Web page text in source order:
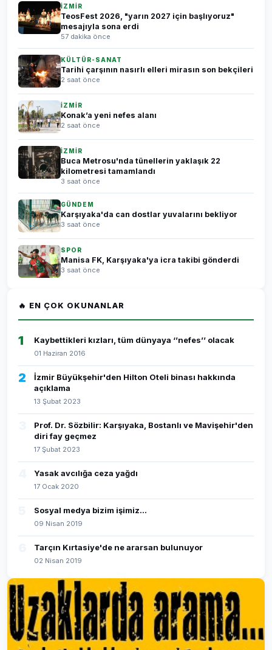
İZMİR
TeosFest 2026, "yarın 2027 için başlıyoruz"
mesajıyla sona erdi
57 dakika önce
KÜLTÜR-SANAT
Tarihi çarşının nasırlı elleri mirasın son bekçileri
2 saat önce
İZMİR
Konak’a yeni nefes alanı
2 saat önce
İZMİR
Buca Metrosu'nda tünellerin yaklaşık 22
kilometresi tamamlandı
3 saat önce
GÜNDEM
Karşıyaka'da can dostlar yuvalarını bekliyor
3 saat önce
SPOR
Manisa FK, Karşıyaka'ya icra takibi gönderdi
3 saat önce
🔥 EN ÇOK OKUNANLAR
1 Kaybettikleri kızları, tüm dünyaya ‘’nefes’’ olacak
01 Haziran 2016
2
İzmir Büyükşehir'den Hilton Oteli binası hakkında
açıklama
13 Şubat 2023
Prof. Dr. Sözbilir: Karşıyaka, Bostanlı ve Mavişehir'den
diri fay geçmez
17 Şubat 2023
Yasak avcılığa ceza yağdı
17 Ocak 2020
Sosyal medya bizim işimiz...
09 Nisan 2019
Tarçın Kırtasiye'de ne ararsan bulunuyor
02 Nisan 2019